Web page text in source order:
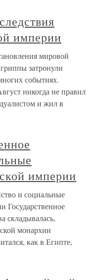
империи
мировой
затронули
событиях.
никогда не правил
и жил в
империи
и социальные
Государственное
складывалась,
монархии
как в Египте,